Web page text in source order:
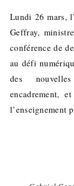
Lundi 26 mars, l’association Caré a accueilli Édouard
Geffray,
conférence de
au défi
des
encadrement,
l’enseignement